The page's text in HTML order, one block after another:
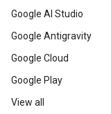
Google AI Studio
Google Antigravity
Google Cloud
Google Play
View all